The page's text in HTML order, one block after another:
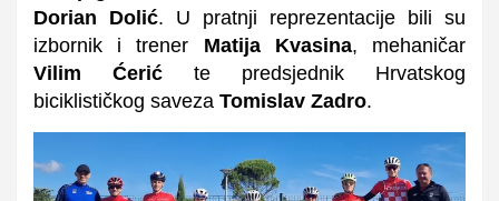
Dorian Dolić. U pratnji reprezentacije bili su
izbornik i trener Matija Kvasina, mehaničar
Vilim Ćerić te predsjednik Hrvatskog
biciklističkog saveza Tomislav Zadro.